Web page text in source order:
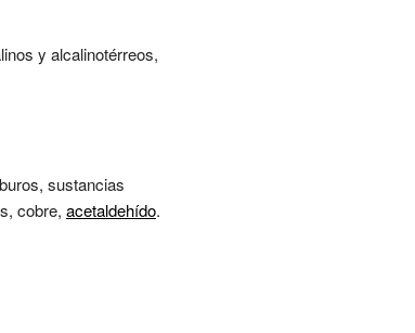
y alcalinotérreos,
sustancias
cobre, acetaldehído.